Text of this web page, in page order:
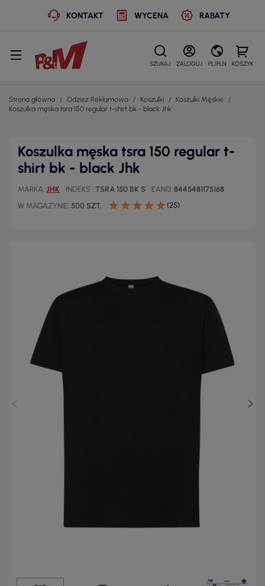
KONTAKT WYCENA RABATY
SZUKAJ ZALOGUJ PL/PLN KOSZYK
Strona główna Odzież Reklamowa Koszulki
Koszulki Męskie
Koszulka męska tsra 150 regular t-shirt bk - black Jhk
Koszulka męska tsra 150 regular t-
shirt bk - black Jhk
MARKA JHK INDEKS TSRA 150 BK S EAN13 8445481175168
W MAGAZYNIE 500 SZT. (25)